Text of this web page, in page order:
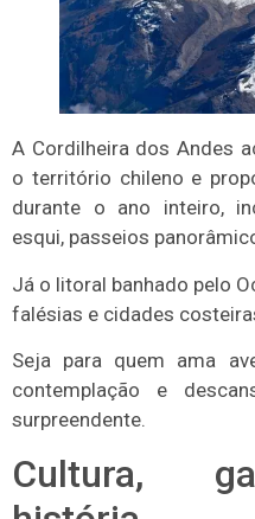
A Cordilheira dos Andes
o território chileno e
durante o ano inteiro,
esqui, passeios
Já o litoral banhado pelo
falésias e cidades
Seja para quem ama
contemplação e
surpreendente.
Cultura,